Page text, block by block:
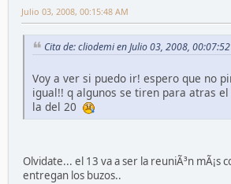
Julio 03, 2008, 00:15:48 AM
Cita de: cliodemi en Julio 03, 2008,
Voy a ver si puedo ir! espero que no
igual!! q algunos se tiren para atras el
la del 20
Olvidate... el 13 va a ser la reuniÃ³n mÃ¡s
entregan los buzos..